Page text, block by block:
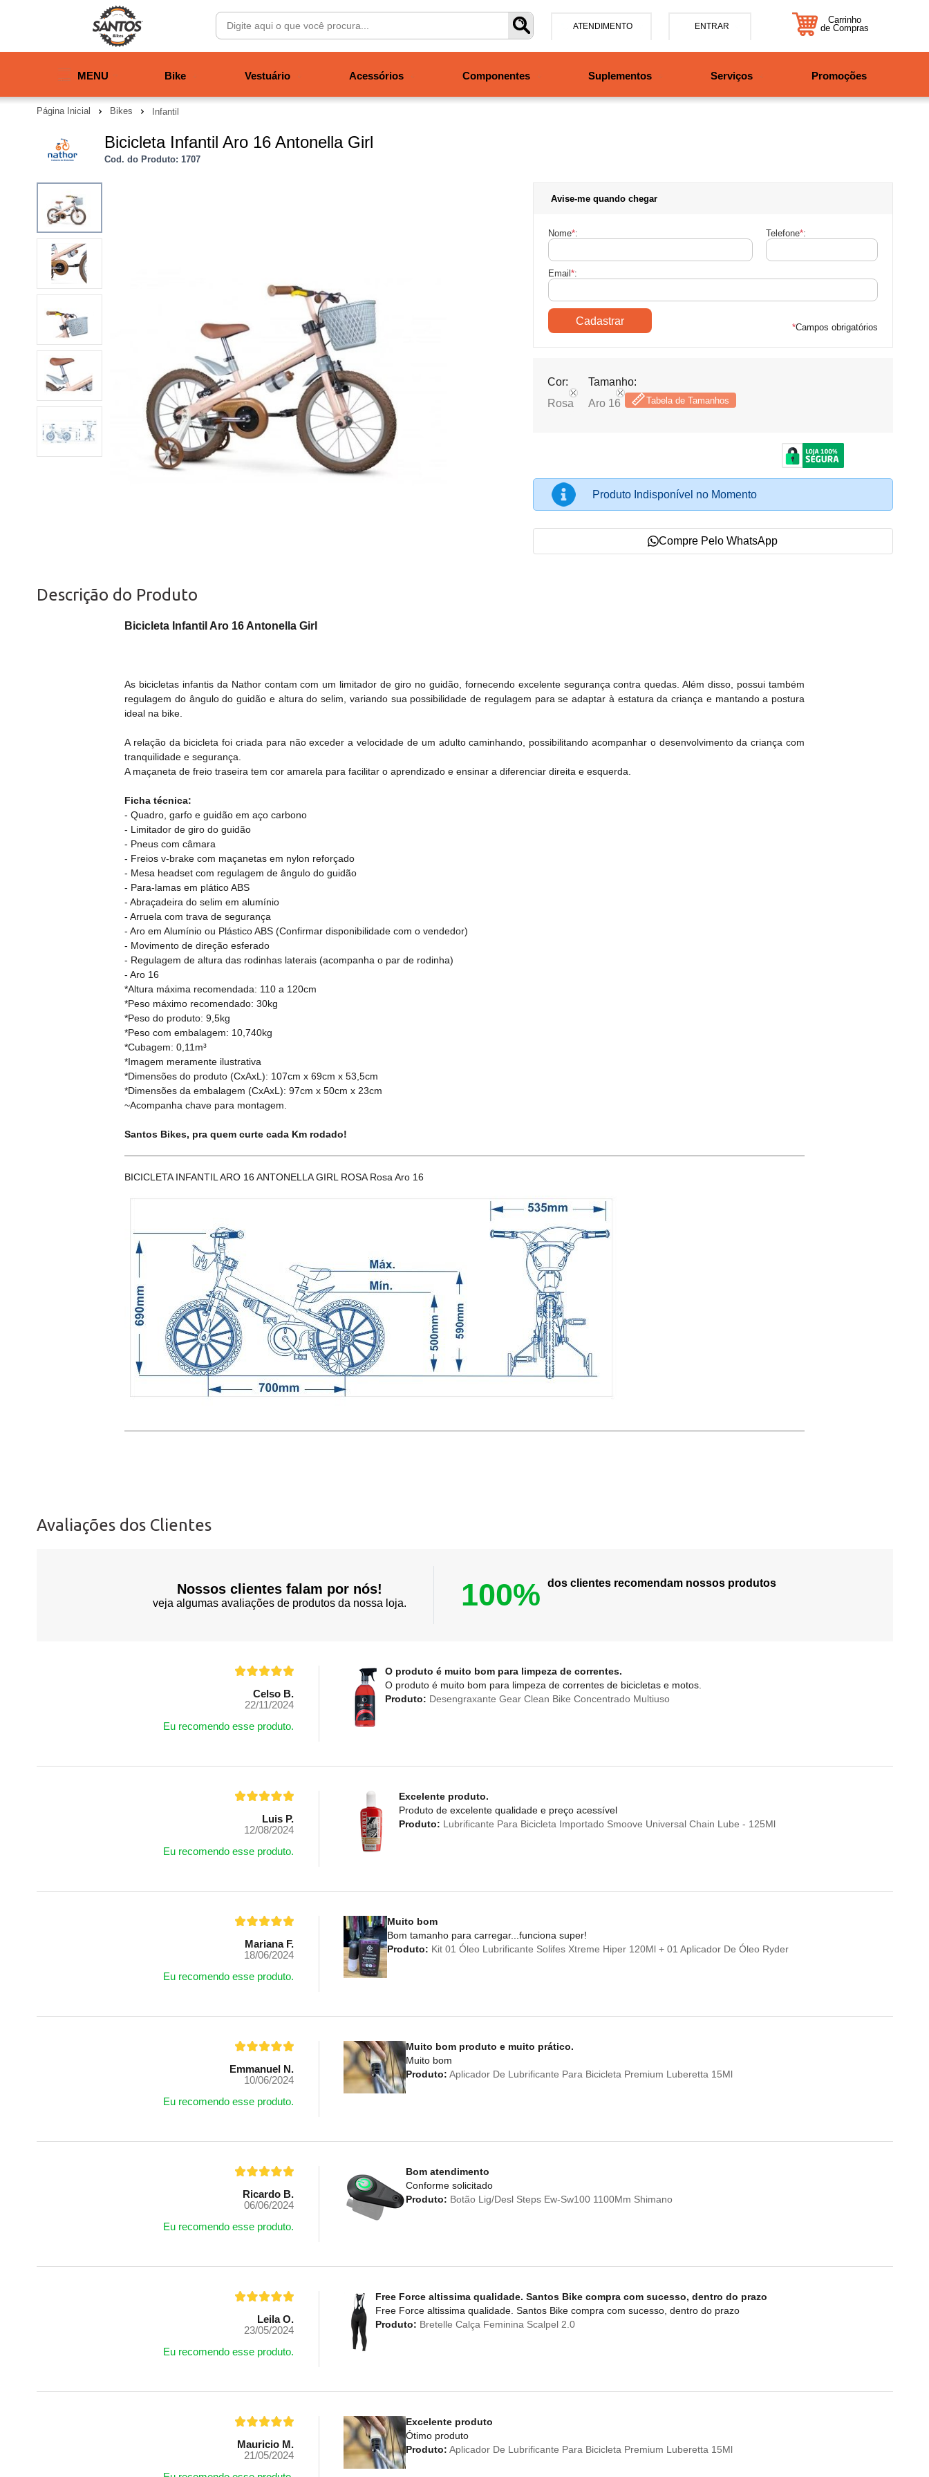
ATENDIMENTO
47997708525
ENTRAR
Carrinho
de Compras
MENU Bike Vestuário Acessórios Componentes Suplementos Serviços Promoções
Página Inicial Bikes Infantil
Bicicleta Infantil Aro 16 Antonella Girl
Cod. do Produto: 1707
Avise-me quando chegar
Nome*: Telefone*:
Email *:
*Campos obrigatórios
Cor:
Rosa
Tamanho:
Aro 16
Tabela de Tamanhos
Produto Indisponível no Momento
Compre Pelo WhatsApp
Descrição do Produto
Bicicleta Infantil Aro 16 Antonella Girl
As bicicletas infantis da Nathor contam com um limitador de giro no guidão, fornecendo excelente segurança contra quedas. Além disso, possui também
regulagem do ângulo do guidão e altura do selim, variando sua possibilidade de regulagem para se adaptar à estatura da criança e mantando a postura
ideal na bike.
A relação da bicicleta foi criada para não exceder a velocidade de um adulto caminhando, possibilitando acompanhar o desenvolvimento da criança com
tranquilidade e segurança.
A maçaneta de freio traseira tem cor amarela para facilitar o aprendizado e ensinar a diferenciar direita e esquerda.
Ficha técnica:
- Quadro, garfo e guidão em aço carbono
- Limitador de giro do guidão
- Pneus com câmara
- Freios v-brake com maçanetas em nylon reforçado
- Mesa headset com regulagem de ângulo do guidão
- Para-lamas em plático ABS
- Abraçadeira do selim em alumínio
- Arruela com trava de segurança
- Aro em Alumínio ou Plástico ABS (Confirmar disponibilidade com o vendedor)
- Movimento de direção esferado
- Regulagem de altura das rodinhas laterais (acompanha o par de rodinha)
- Aro 16
*Altura máxima recomendada: 110 a 120cm
*Peso máximo recomendado: 30kg
*Peso do produto: 9,5kg
*Peso com embalagem: 10,740kg
*Cubagem: 0,11m³
*Imagem meramente ilustrativa
*Dimensões do produto (CxAxL): 107cm x 69cm x 53,5cm
*Dimensões da embalagem (CxAxL): 97cm x 50cm x 23cm
~Acompanha chave para montagem.
Santos Bikes, pra quem curte cada Km rodado!
BICICLETA INFANTIL ARO 16 ANTONELLA GIRL ROSA Rosa Aro 16
Avaliações dos Clientes
Nossos clientes falam por nós!
veja algumas avaliações de produtos da nossa loja. 100% dos clientes recomendam nossos produtos
Celso B.
22/11/2024
Eu recomendo esse produto.
O produto é muito bom para limpeza de correntes.
O produto é muito bom para limpeza de correntes de bicicletas e motos.
Produto: Desengraxante Gear Clean Bike Concentrado Multiuso
Luis P.
12/08/2024
Eu recomendo esse produto.
Excelente produto.
Produto de excelente qualidade e preço acessível
Produto: Lubrificante Para Bicicleta Importado Smoove Universal Chain Lube - 125Ml
Mariana F.
18/06/2024
Eu recomendo esse produto.
Muito bom
Bom tamanho para carregar...funciona super!
Produto: Kit 01 Óleo Lubrificante Solifes Xtreme Hiper 120Ml + 01 Aplicador De Óleo Ryder
Emmanuel N.
10/06/2024
Eu recomendo esse produto.
Muito bom produto e muito prático.
Muito bom
Produto: Aplicador De Lubrificante Para Bicicleta Premium Luberetta 15Ml
Ricardo B.
06/06/2024
Eu recomendo esse produto.
Bom atendimento
Conforme solicitado
Produto: Botão Lig/Desl Steps Ew-Sw100 1100Mm Shimano
Leila O.
23/05/2024
Eu recomendo esse produto.
Free Force altissima qualidade. Santos Bike compra com sucesso, dentro do prazo
Free Force altissima qualidade. Santos Bike compra com sucesso, dentro do prazo
Produto: Bretelle Calça Feminina Scalpel 2.0
Mauricio M.
21/05/2024
Excelente produto
Ótimo produto
Produto: Aplicador De Lubrificante Para Bicicleta Premium Luberetta 15Ml